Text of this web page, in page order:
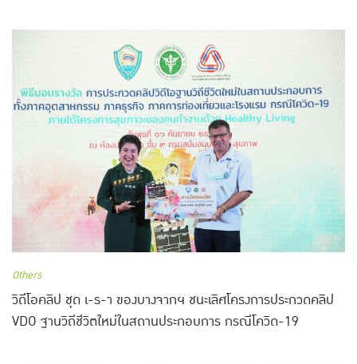
Others
วิดีโอคลิป ชุด เ-ร-า ของบางจากฯ ชนะเลิศโครงการประกวดคลิป
VDO ฐานวิถีชีวิตใหม่ในสถานประกอบการ กรณีโควิด-19